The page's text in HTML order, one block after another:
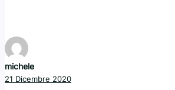
michele
21 Dicembre 2020